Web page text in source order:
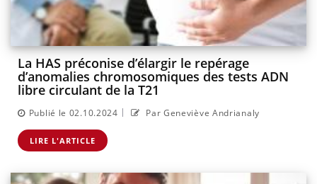
La HAS préconise d’élargir le repérage
d’anomalies chromosomiques des tests ADN
libre circulant de la T21
Publié le 02.10.2024 | Par Geneviève Andrianaly
LIRE L'ARTICLE